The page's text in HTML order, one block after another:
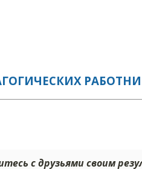
с друзьями своим